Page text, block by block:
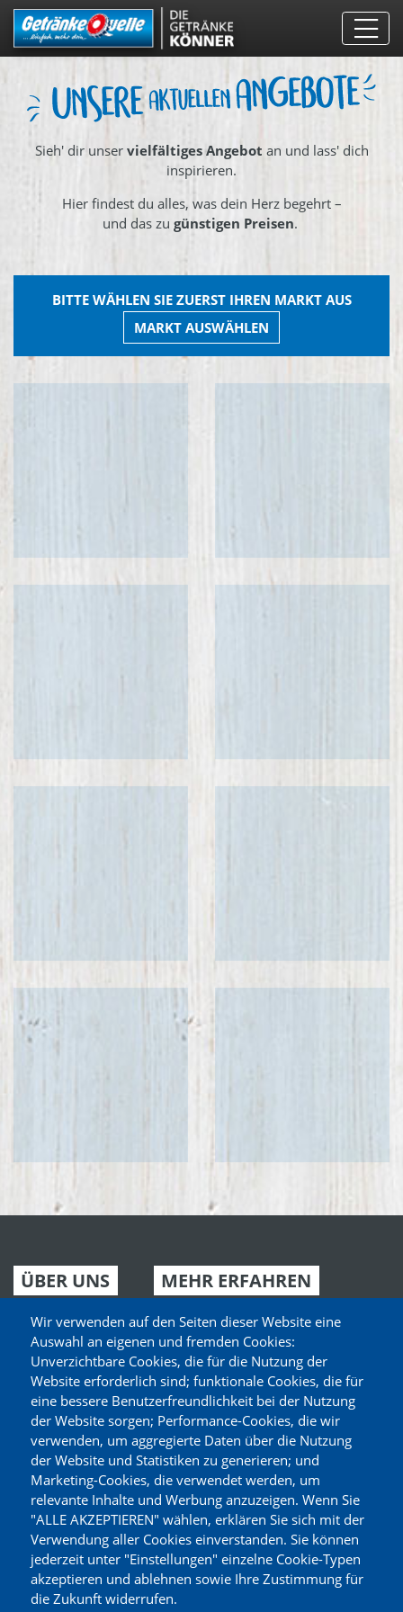
Direkt
zum
Inhalt
Wir verwenden auf den Seiten dieser Website eine
Auswahl an eigenen und fremden Cookies:
Unverzichtbare Cookies, die für die Nutzung der
Website erforderlich sind; funktionale Cookies, die für
eine bessere Benutzerfreundlichkeit bei der Nutzung
der Website sorgen; Performance-Cookies, die wir
verwenden, um aggregierte Daten über die Nutzung
der Website und Statistiken zu generieren; und
Marketing-Cookies, die verwendet werden, um
relevante Inhalte und Werbung anzuzeigen. Wenn Sie
"ALLE AKZEPTIEREN" wählen, erklären Sie sich mit der
Verwendung aller Cookies einverstanden. Sie können
jederzeit unter "Einstellungen" einzelne Cookie-Typen
akzeptieren und ablehnen sowie Ihre Zustimmung für
die Zukunft widerrufen.
Sieh' dir unser vielfältiges Angebot an und lass' dich
inspirieren.
Hier findest du alles, was dein Herz begehrt –
und das zu günstigen Preisen.
BITTE WÄHLEN SIE ZUERST IHREN MARKT AUS
MARKT AUSWÄHLEN
ÜBER UNS
Neuigkeiten
Aktuelle Angebote
Märkte finden
Unser Service
Expansion
MEHR ERFAHREN
Partyplaner
Gutscheine
Sortiment
Zertifikate
Deine Meinung
KARRIERE
Jobs
Jetzt bewerben